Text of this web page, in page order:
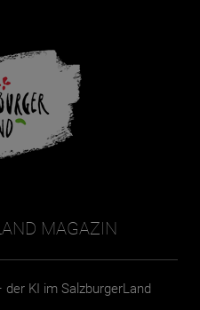
MAGAZIN
KI im SalzburgerLand